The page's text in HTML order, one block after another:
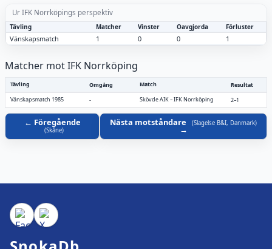
Ur IFK Norrköpings perspektiv
Tävling Matcher Vinster Oavgjorda Förluster
Vänskapsmatch 1 0 0 1
Matcher mot IFK Norrköping
Tävling Omgång Match
Resultat
Vänskapsmatch 1985
- Skövde AIK–IFK Norrköping 2–1
Föregående
(Skåne)
Nästa motståndare (Slagelse B&I, Danmark)